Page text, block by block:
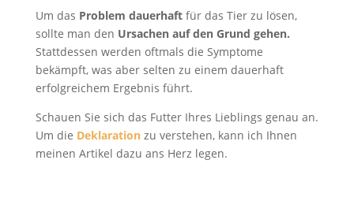
Um das Problem dauerhaftfür das Tier zu lösen,
sollte man den Ursachen auf den Grund gehen.
Stattdessen werden oftmals die Symptome
bekämpft, was aber selten zu einem dauerhaft
erfolgreichem Ergebnis führt.
Schauen Sie sich das Futter Ihres Lieblings genau an.
Um die Deklarationzu verstehen, kann ich Ihnen
meinen Artikel dazu ans Herz legen.